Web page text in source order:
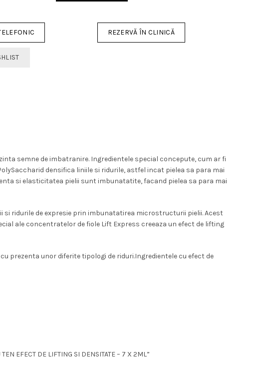
REZERVĂ ÎN CLINICĂ
semne de imbatranire. Ingredientele special concepute, cum ar fi
densifica liniile si ridurile, astfel incat pielea sa para mai
si elasticitatea pielii sunt imbunatatite, facand pielea sa para mai
si ridurile de expresie prin imbunatatirea microstructurii pielii. Acest
ale concentratelor de fiole Lift Express creeaza un efect de lifting
prezenta unor diferite tipologi de riduri.Ingredientele cu efect de
EFECT DE LIFTING SI DENSITATE – 7 X 2ML”